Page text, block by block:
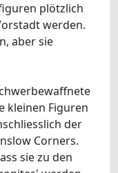
plötzlich
werden.
aber sie
kleinen Figuren
der
Corners.
sie zu den